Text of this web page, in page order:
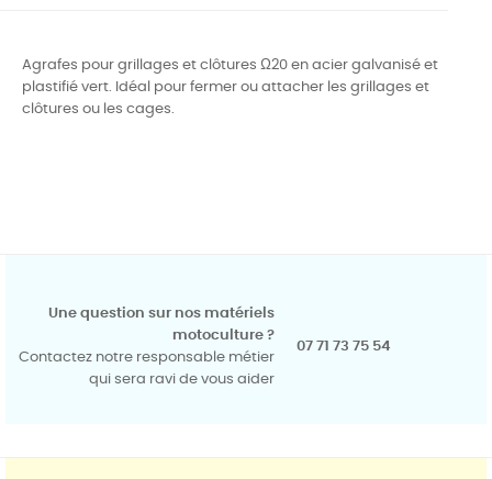
Agrafes pour grillages et clôtures Ω20 en acier galvanisé et
plastifié vert. Idéal pour fermer ou attacher les grillages et
clôtures ou les cages.
Une question sur nos matériels
motoculture ?
Contactez notre responsable métier
qui sera ravi de vous aider
07 71 73 75 54